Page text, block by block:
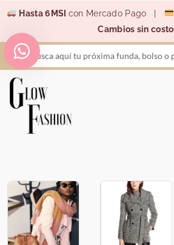
contenido
Hasta 6MSI con Mercado Pago |
Cambios sin costo
Search
...